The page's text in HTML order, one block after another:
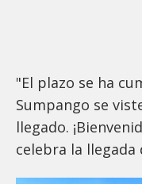
"El plazo se ha
Sumpango se
llegado.
celebra la llegada